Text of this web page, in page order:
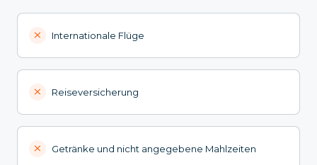
Internationale Flüge
Reiseversicherung
Getränke und nicht angegebene Mahlzeiten